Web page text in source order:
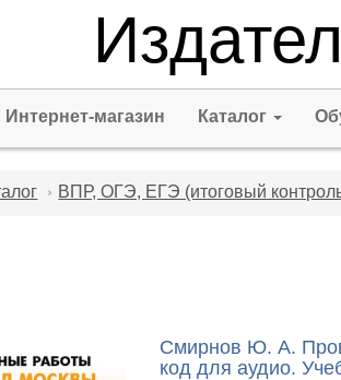
Интернет-магазин Каталог
ВПР, ОГЭ, ЕГЭ (итоговый
Смирнов Ю. А.
код для аудио.